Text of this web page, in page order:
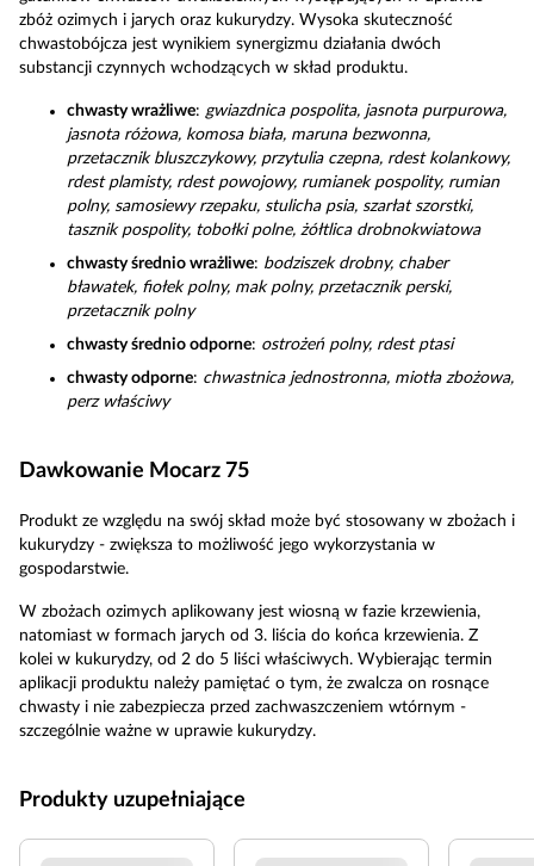
zbóż ozimych i jarych oraz kukurydzy. Wysoka skuteczność
chwastobójcza jest wynikiem synergizmu działania dwóch
substancji czynnych wchodzących w skład produktu.
chwasty wrażliwe: gwiazdnica pospolita, jasnota purpurowa,
jasnota różowa, komosa biała, maruna bezwonna,
przetacznik bluszczykowy, przytulia czepna, rdest kolankowy,
rdest plamisty, rdest powojowy, rumianek pospolity, rumian
polny, samosiewy rzepaku, stulicha psia, szarłat szorstki,
tasznik pospolity, tobołki polne, żółtlica drobnokwiatowa
chwasty średnio wrażliwe: bodziszek drobny, chaber
bławatek, fiołek polny, mak polny, przetacznik perski,
przetacznik polny
chwasty średnio odporne: ostrożeń polny, rdest ptasi
chwasty odporne: chwastnica jednostronna, miotła zbożowa,
perz właściwy
Dawkowanie Mocarz 75
Produkt ze względu na swój skład może być stosowany w zbożach i
kukurydzy - zwiększa to możliwość jego wykorzystania w
gospodarstwie.
W zbożach ozimych aplikowany jest wiosną w fazie krzewienia,
natomiast w formach jarych od 3. liścia do końca krzewienia. Z
kolei w kukurydzy, od 2 do 5 liści właściwych. Wybierając termin
aplikacji produktu należy pamiętać o tym, że zwalcza on rosnące
chwasty i nie zabezpiecza przed zachwaszczeniem wtórnym -
szczególnie ważne w uprawie kukurydzy.
Produkty uzupełniające